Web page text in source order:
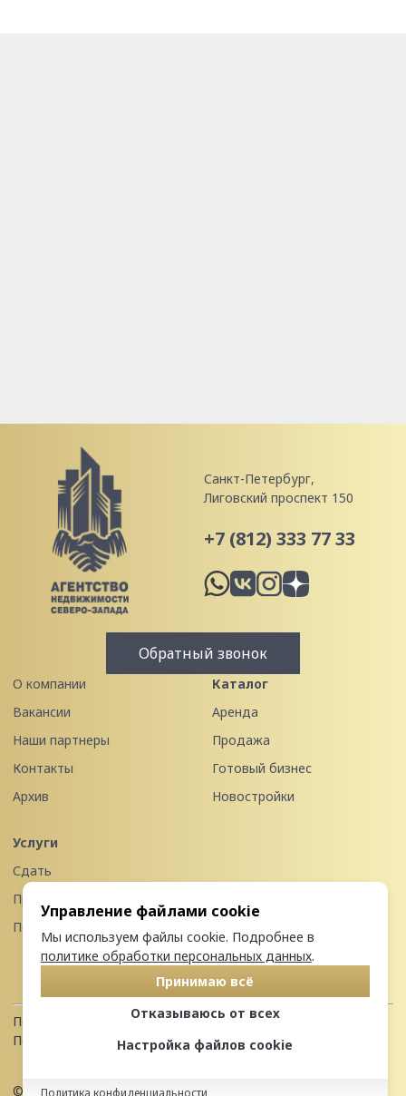
Санкт-Петербург,
Лиговский проспект 150
+7 (812) 333 77 33
Обратный звонок
О компании
Вакансии
Наши партнеры
Контакты
Архив
Каталог
Аренда
Продажа
Готовый бизнес
Новостройки
Услуги
Сдать
Продать
Передать в управление
Политика конфиденциальности
Пользовательское соглашение
© 2026 Недвижимость Северо-запада
Управление файлами cookie
Мы используем файлы cookie. Подробнее в
политике обработки персональных данных.
Принимаю всё
Отказываюсь от всех
Настройка файлов cookie
Политика конфиденциальности